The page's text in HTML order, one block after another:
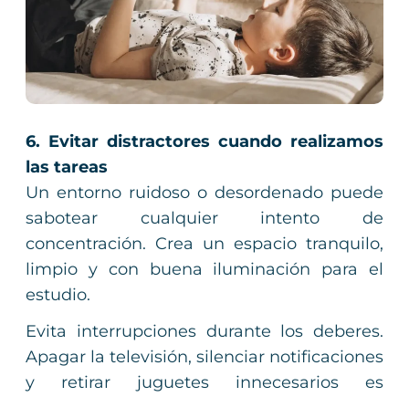
6. Evitar distractores cuando realizamos
las tareas
Un entorno ruidoso o desordenado puede
sabotear cualquier intento de
concentración. Crea un espacio tranquilo,
limpio y con buena iluminación para el
estudio.
Evita interrupciones durante los deberes.
Apagar la televisión, silenciar notificaciones
y retirar juguetes innecesarios es